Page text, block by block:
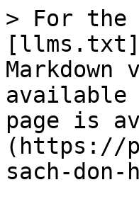
> For the
available
page is
(https://
sach-don-